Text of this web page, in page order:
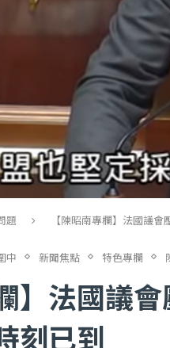
題 【陳昭南專欄】法國議
中 新聞焦點 特色專欄
】法國議
刻已到